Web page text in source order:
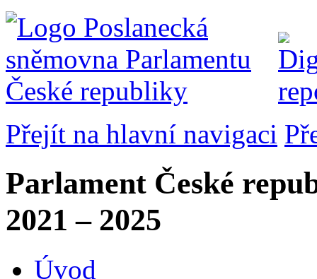
Přejít na hlavní navigaci
Parlament České
2021 – 2025
Úvod